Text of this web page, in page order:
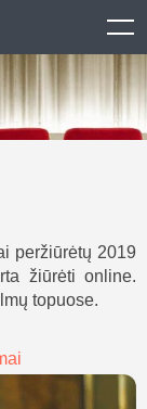
peržiūrėtų 2019
žiūrėti online.
topuose.